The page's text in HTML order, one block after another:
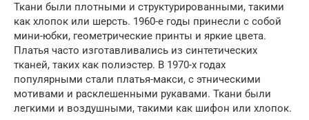
Ткани были плотными и структурированными, такими
как хлопок или шерсть. 1960-е годы принесли с собой
мини-юбки, геометрические принты и яркие цвета.
Платья часто изготавливались из синтетических
тканей, таких как полиэстер. В 1970-х годах
популярными стали платья-макси, с этническими
мотивами и расклешенными рукавами. Ткани были
легкими и воздушными, такими как шифон или хлопок.